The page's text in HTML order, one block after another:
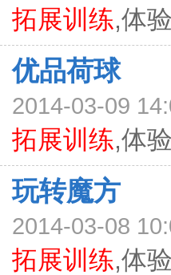
拓展训练,体
优品荷球
2014-03-09
拓展训练,体
玩转魔方
2014-03-08
拓展训练,体